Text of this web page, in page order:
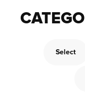
Select